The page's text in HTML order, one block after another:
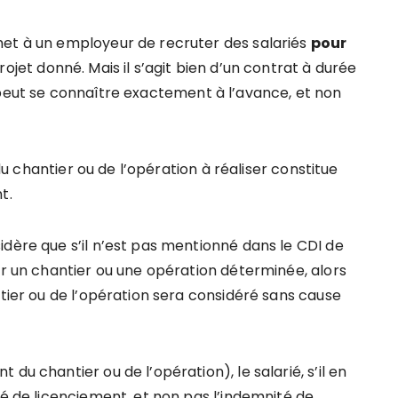
à un employeur de recruter des salariés pour
donné. Mais il s’agit bien d’un contrat à durée
se connaître exactement à l’avance, et non
chantier ou de l’opération à réaliser constitue
que s’il n’est pas mentionné dans le CDI de
un chantier ou une opération déterminée, alors
ou de l’opération sera considéré sans cause
chantier ou de l’opération), le salarié, s’il en